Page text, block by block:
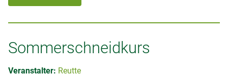
Sommerschneidkurs
Veranstalter: Reutte